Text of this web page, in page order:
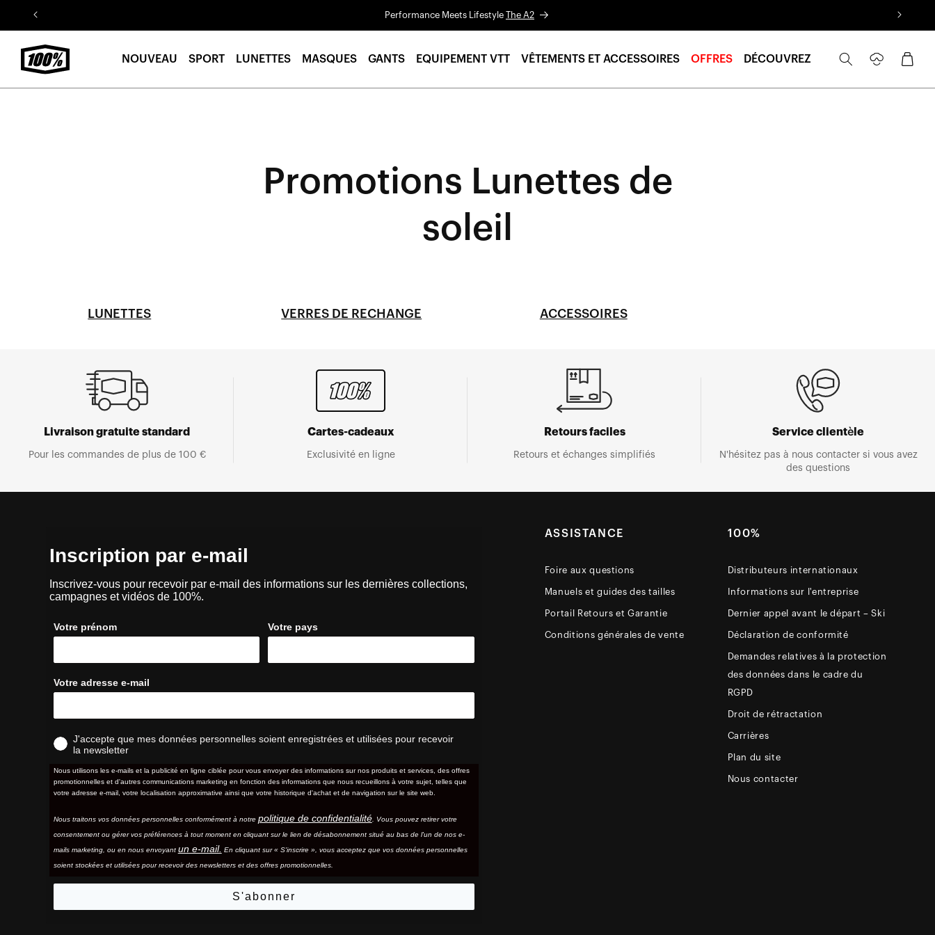
Aller au
contenu
Performance Meets Lifestyle The A2
NOUVEAU SPORT LUNETTES MASQUES GANTS EQUIPEMENT VTT VÊTEMENTS ET ACCESSOIRES OFFRES DÉCOUVREZ
connecter
Panier
Promotions Lunettes de
soleil
LUNETTES VERRES DE RECHANGE ACCESSOIRES
Livraison gratuite standard
Pour les commandes de plus de 100 €
Cartes-cadeaux
Exclusivité en ligne
Retours faciles
Retours et échanges simplifiés
Service clientèle
N'hésitez pas à nous contacter si vous avez
des questions
Inscription par e-mail
Inscrivez-vous pour recevoir par e-mail des informations sur les dernières collections,
campagnes et vidéos de 100%.
Votre prénom Votre pays
Votre adresse e-mail
J'accepte que mes données personnelles soient enregistrées et utilisées pour recevoir
la newsletter
Nous utilisons les e-mails et la publicité en ligne ciblée pour vous envoyer des informations sur nos produits et services, des offres
promotionnelles et d'autres communications marketing en fonction des informations que nous recueillons à votre sujet, telles que
votre adresse e-mail, votre localisation approximative ainsi que votre historique d'achat et de navigation sur le site web.
Nous traitons vos données personnelles conformément à notre politique de confidentialité. Vous pouvez retirer votre
consentement ou gérer vos préférences à tout moment en cliquant sur le lien de désabonnement situé au bas de l'un de nos e-
mails marketing, ou en nous envoyant un e-mail. En cliquant sur « S'inscrire », vous acceptez que vos données personnelles
soient stockées et utilisées pour recevoir des newsletters et des offres promotionnelles.
S'abonner
ASSISTANCE
Foire aux questions
Manuels et guides des tailles
Portail Retours et Garantie
Conditions générales de vente
100%
Distributeurs internationaux
Informations sur l'entreprise
Dernier appel avant le départ – Ski
Déclaration de conformité
Demandes relatives à la protection
des données dans le cadre du
RGPD
Droit de rétractation
Carrières
Plan du site
Nous contacter